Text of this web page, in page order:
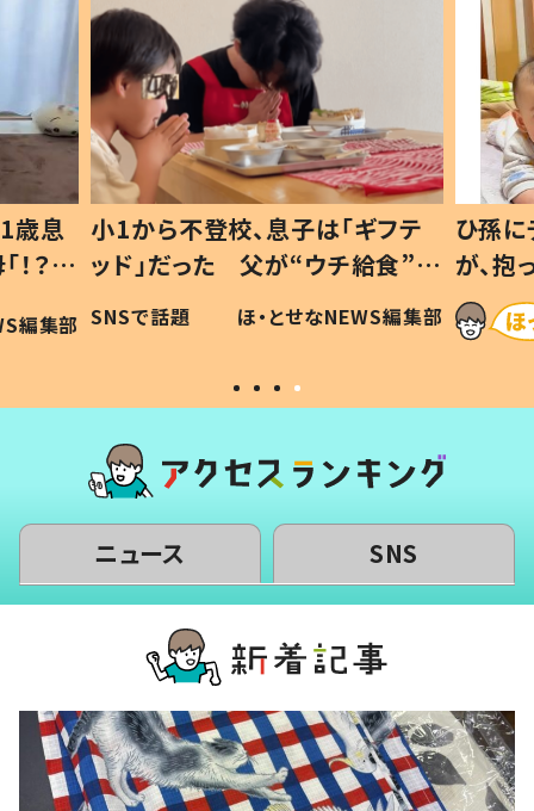
歳息
？」
編集部
小1から不登校、息子は「ギフテ
ッド」だった 父が“ウチ給食”を
作り続ける理由とは #令和の親
#令和の子
SNSで話題 ほ・とせなNEWS編集部
ひ孫
が、
「涙が
い」
ニュース SNS